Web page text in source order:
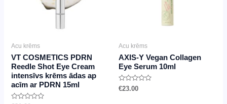
Acu krēms
VT COSMETICS PDRN
Reedle Shot Eye Cream
intensīvs krēms ādas ap
acīm ar PDRN 15ml
Acu krēms
AXIS-Y Vegan Collagen
Eye Serum 10ml
Novērtēts
ar
€23.00